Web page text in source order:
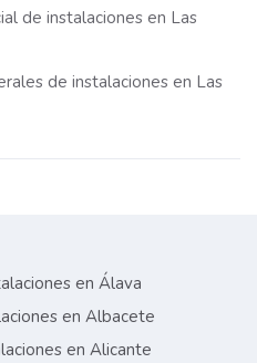
de instalaciones en Las
de instalaciones en Las
en Álava
en Albacete
en Alicante